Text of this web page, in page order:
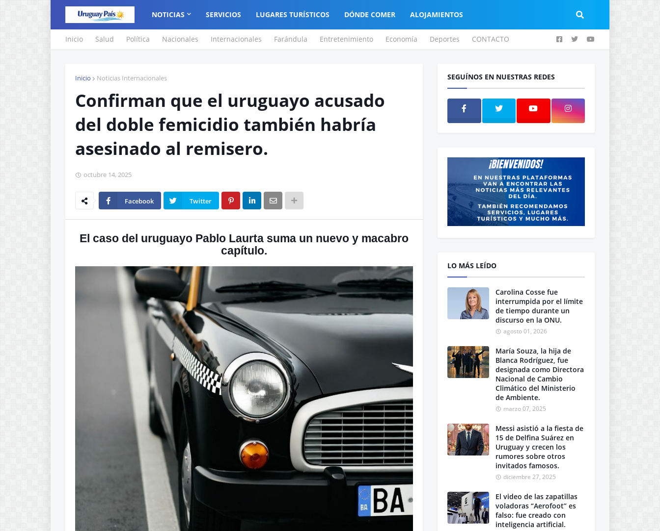
NOTICIAS SERVICIOS LUGARES TURÍSTICOS DÓNDE COMER ALOJAMIENTOS
Inicio Salud Política Nacionales Internacionales Farándula Entretenimiento Economía Deportes CONTACTO
Inicio Noticias Internacionales
Confirman que el uruguayo acusado
del doble femicidio también habría
asesinado al remisero.
octubre 14, 2025
Facebook Twitter
El caso del uruguayo Pablo Laurta suma un nuevo y macabro
capítulo.
SEGUÍNOS EN NUESTRAS REDES
LO MÁS LEÍDO
Carolina Cosse fue
interrumpida por el límite
de tiempo durante un
discurso en la ONU.
agosto 01, 2026
María Souza, la hija de
Blanca Rodríguez, fue
designada como Directora
Nacional de Cambio
Climático del Ministerio
de Ambiente.
marzo 07, 2025
Messi asistió a la fiesta de
15 de Delfina Suárez en
Uruguay y crecen los
rumores sobre otros
invitados famosos.
diciembre 27, 2025
El video de las zapatillas
voladoras “Aerofoot” es
falso: fue creado con
inteligencia artificial.